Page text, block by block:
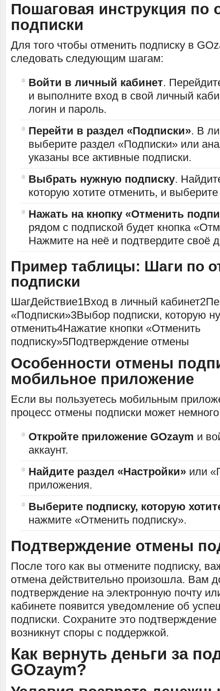
Пошаговая инструкция по
подписки
Для того чтобы отменить подписку в
следовать следующим шагам:
Войти в личный кабинет.
и выполните вход в свой личный
логин и пароль.
Перейти в раздел «Подписки». В
выберите раздел «Подписки» или
указаны все активные подписки.
Выбрать нужную подписку.
которую хотите отменить, и
Нажать на кнопку «Отменить
рядом с подпиской будет кнопка
Нажмите на неё и подтвердите своё
Пример таблицы: Шаги по
подписки
ШагДействие1Вход в личный
«Подписки»3Выбор подписки, которую
отменить4Нажатие кнопки «Отменить
подписку»5Подтверждение отмены
Особенности отмены
мобильное приложение
Если вы пользуетесь мобильным
процесс отмены подписки может немного
Откройте приложение GOzaym и
аккаунт.
Найдите раздел «Настройки» или
приложения.
Выберите подписку, которую
нажмите «Отменить подписку».
Подтверждение отмены
После того как вы отмените подписку,
отмена действительно произошла. Вам
подтверждение на электронную почту
кабинете появится уведомление об
подписки. Сохраните это
возникнут споры с поддержкой.
Как вернуть деньги за
GOzaym?